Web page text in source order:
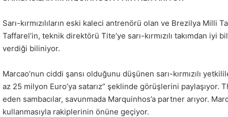
Sarı-kırmızılıların eski kaleci antrenörü olan ve Brezilya Milli
Taffarel’in, teknik direktörü Tite’ye sarı-kırmızılı takımdan iyi
verdiği biliniyor.
Marcao’nun ciddi şansı olduğunu düşünen sarı-kırmızılı
az 25 milyon Euro’ya satarız” şeklinde görüşlerini paylaşıyor.
eden sambacılar, savunmada Marquinhos’a partner arıyor.
kullanmasıyla rakiplerinin önüne geçiyor.